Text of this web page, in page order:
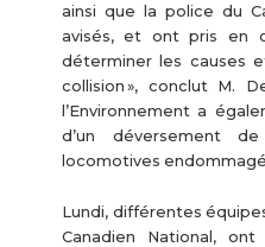
ainsi que la police du
avisés, et ont pris en
déterminer les causes
collision », conclut M.
l’Environnement a
d’un déversement
locomotives
Lundi, différentes
Canadien National,